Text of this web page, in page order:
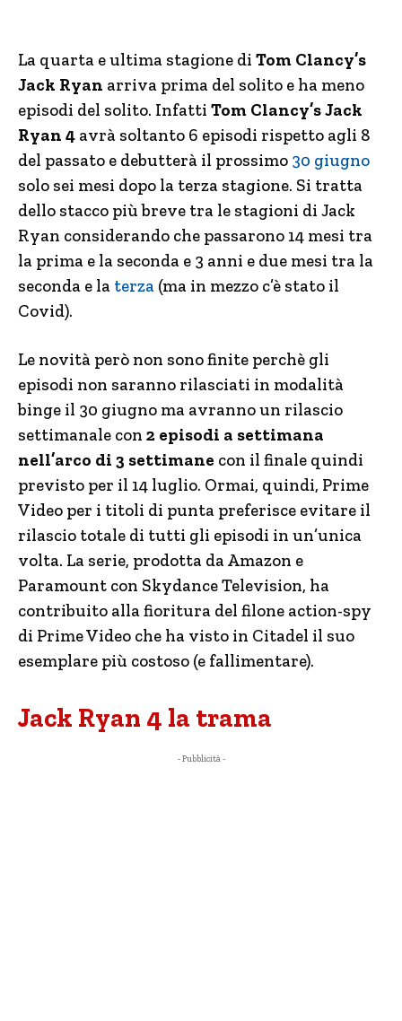
La quarta e ultima stagione di Tom Clancy’s
Jack Ryan arriva prima del solito e ha meno
episodi del solito. Infatti Tom Clancy’s Jack
Ryan 4 avrà soltanto 6 episodi rispetto agli 8
del passato e debutterà il prossimo 30 giugno
solo sei mesi dopo la terza stagione. Si tratta
dello stacco più breve tra le stagioni di Jack
Ryan considerando che passarono 14 mesi tra
la prima e la seconda e 3 anni e due mesi tra la
seconda e la terza (ma in mezzo c’è stato il
Covid).
Le novità però non sono finite perchè gli
episodi non saranno rilasciati in modalità
binge il 30 giugno ma avranno un rilascio
settimanale con 2 episodi a settimana
nell’arco di 3 settimane con il finale quindi
previsto per il 14 luglio. Ormai, quindi, Prime
Video per i titoli di punta preferisce evitare il
rilascio totale di tutti gli episodi in un’unica
volta. La serie, prodotta da Amazon e
Paramount con Skydance Television, ha
contribuito alla fioritura del filone action-spy
di Prime Video che ha visto in Citadel il suo
esemplare più costoso (e fallimentare).
Jack Ryan 4 la trama
- Pubblicità -